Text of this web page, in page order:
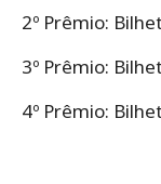
2º Prêmio:
3º Prêmio:
4º Prêmio: